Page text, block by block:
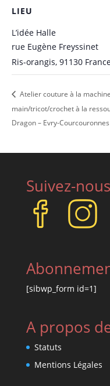
LIEU
L’idée Halle
rue Eugène Freyssinet
Ris-orangis, 91130
Atelier couture à la
main/tricot/crochet à la
Dragon – Evry-Courcouronnes
Suivez-nous
[sibwp_form id=1]
A propos
Statuts
Mentions Légales